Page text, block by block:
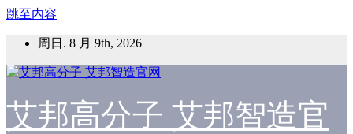
跳至内容
周日. 8 月 9th, 2026
艾邦高分子 艾邦智造官